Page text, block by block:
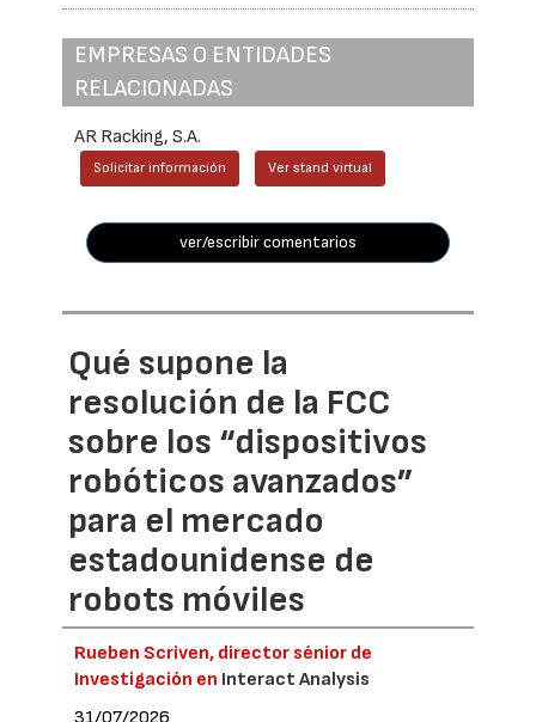
EMPRESAS O ENTIDADES
RELACIONADAS
AR Racking, S.A.
Solicitar información Ver stand virtual
ver/escribir comentarios
Qué supone la
resolución de la FCC
sobre los “dispositivos
robóticos avanzados”
para el mercado
estadounidense de
robots móviles
Rueben Scriven, director sénior de
Investigación en Interact Analysis